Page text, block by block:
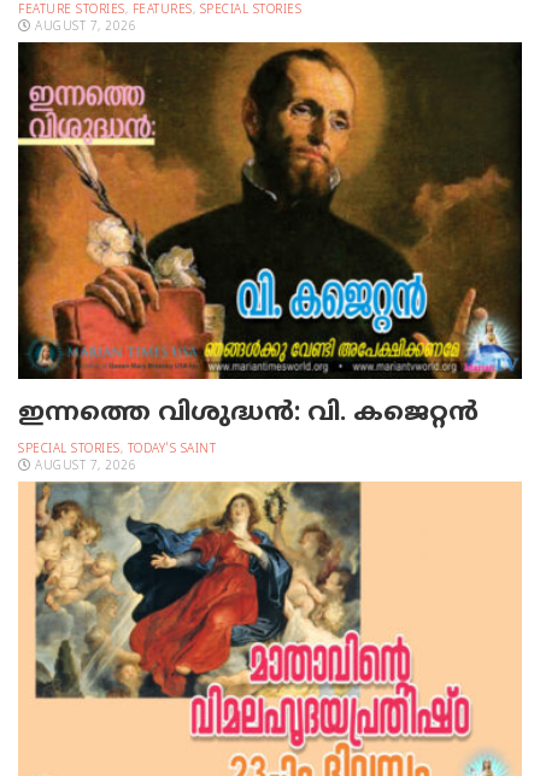
FEATURE STORIES, FEATURES, SPECIAL STORIES
AUGUST 7, 2026
ഇന്നത്തെ വിശുദ്ധന്‍: വി. കജെറ്റന്‍
SPECIAL STORIES, TODAY'S SAINT
AUGUST 7, 2026